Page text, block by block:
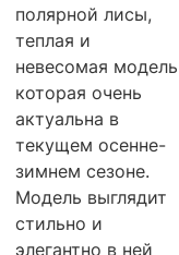
полярной лисы,
теплая и
невесомая модель
которая очень
актуальна в
текущем осенне-
зимнем сезоне.
Модель выглядит
стильно и
элегантно в ней